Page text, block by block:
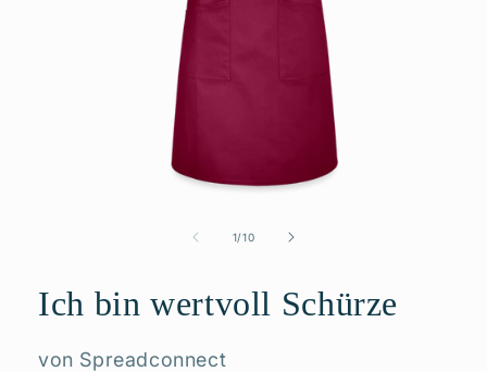
1/von
10
Ich bin wertvoll Schürze
von Spreadconnect